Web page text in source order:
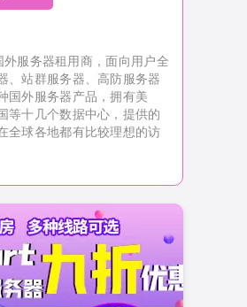
服务器租用商，面向用户全
、站群服务器、高防服务器
国外服务器产品，拥有美
等十几个数据中心，提供的
全球各地都有比较理想的访